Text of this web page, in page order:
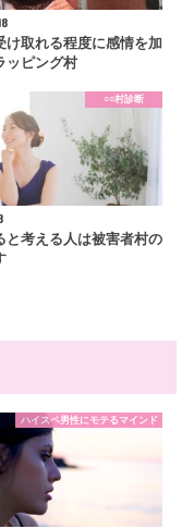
け取れる程度に感情を加
ッピング村
○○村診断
と考える人は被害者村の
ハイスペ男性にモテるマインド